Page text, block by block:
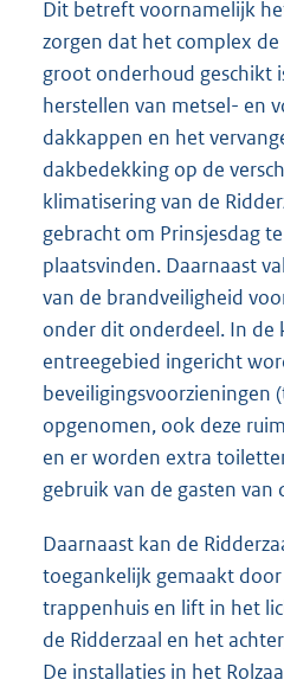
Dit betreft voornamelijk
zorgen dat het complex
groot onderhoud geschikt
herstellen van metsel- en
dakkappen en het
dakbedekking op de
klimatisering van de
gebracht om Prinsjesdag
plaatsvinden. Daarnaast
van de brandveiligheid
onder dit onderdeel. In de
entreegebied ingericht
beveiligingsvoorzieningen
opgenomen, ook deze
en er worden extra
gebruik van de gasten van
Daarnaast kan de
toegankelijk gemaakt
trappenhuis en lift in het
de Ridderzaal en het
De installaties in het